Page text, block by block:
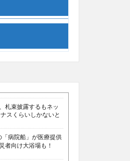
札束披露するもネッ
スくらいしかないと
病院船」が医療提供
者向け大浴場も！